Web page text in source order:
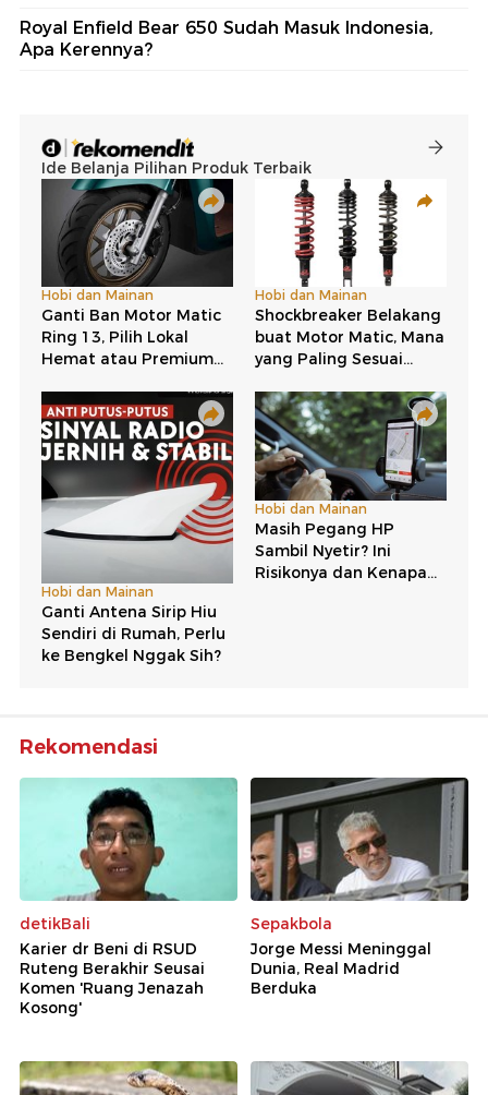
Royal Enfield Bear 650 Sudah Masuk Indonesia,
Apa Kerennya?
Rekomendasi
detikBali
Karier dr Beni di RSUD
Ruteng Berakhir Seusai
Komen 'Ruang Jenazah
Kosong'
Sepakbola
Jorge Messi Meninggal
Dunia, Real Madrid
Berduka